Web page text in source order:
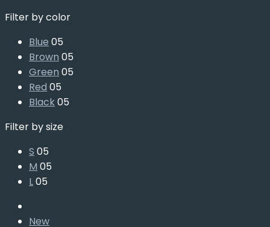
Filter by color
Blue 05
Brown 05
Green 05
Red 05
Black05
Filter by size
S 05
M 05
L05
New